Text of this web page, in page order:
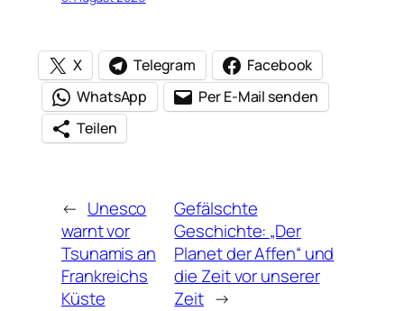
X Telegram
Facebook
WhatsApp
Per E-Mail senden
Teilen
← Unesco
warnt vor
Tsunamis an
Frankreichs
Küste
Gefälschte
Geschichte: „Der
Planet der Affen“ und
die Zeit vor unserer
Zeit →